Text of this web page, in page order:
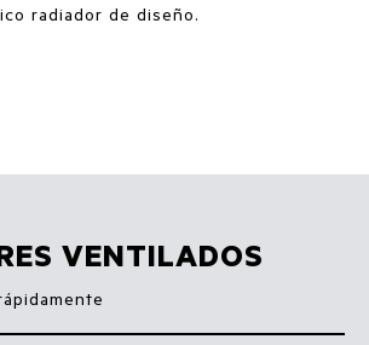
radiador de diseño.
VENTILADOS